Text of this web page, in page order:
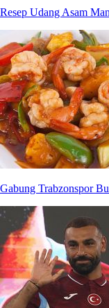
Resep Udang Asam
Gabung Trabzonspor